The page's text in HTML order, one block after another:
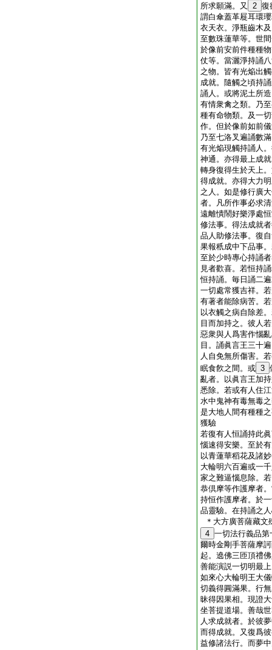
所求願滿。又
2 復
謂白傘蓋革屣耳環
衣天衣。淨瓶齒木
至數珠蓮華等。世
於像前安前件種種
仗等。當灑淨持誦
之物。皆有光焔出
成就。隨觸之頃持
誦人。或將泥土所
有情衆禽之類。乃
種有命物類。及一
作。但於像前如前
乃至七洛叉遍誦數
有光焔現觸持誦人
神通。亦得最上成
轉身復得生於天上
得成就。亦得大力
之人。如是修行廣
者。凡所作事必求
遠離憒鬧好樂淨處
修法事。得法成就
品人助修法事。復
果報秖成中下品事
至於少時專心持誦
見者歡喜。若恒持
恒持誦。毎日誦二
一切處常獲吉祥。
有著者能除病苦。
以衣觸之病自除差
目而加持之。彼人
惡衆與人爲害作惱
目。誦眞言王三十
人自免無所傷害。
眠食飮之間。或 3
亂者。以眞言王加
悉除。若或有人住
水中鬼神有毒無毒
是大地人間有種種
獲驗
若復有人恒誦持此
惱速得安樂。至於
以青蓮華稻花及諸
大輪明六百遍或一
家之難逼惱息除。
恭倶摩等作護摩者
持恒作護摩者。於
品靈驗。在持誦之
＊大方廣菩薩藏文
4 一切法行義品第
爾時金剛手菩薩摩
起。遶佛三匝頂禮
善能演説一切明最
如來心大輪明王大
切義得圓滿果。行
昧得因果相。現證
坐菩提道場。善哉
人求成就者。於彼
而得成就。又復爲
益修諸法行。而夢